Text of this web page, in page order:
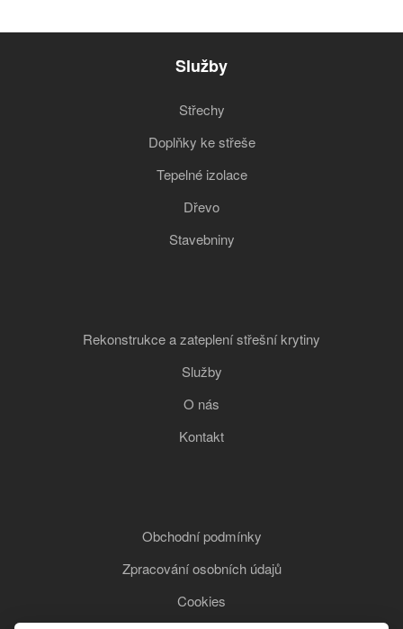
Služby
Střechy
Doplňky ke střeše
Tepelné izolace
Dřevo
Stavebniny
Rekonstrukce a zateplení střešní krytiny
Služby
O nás
Kontakt
Obchodní podmínky
Zpracování osobních údajů
Cookies